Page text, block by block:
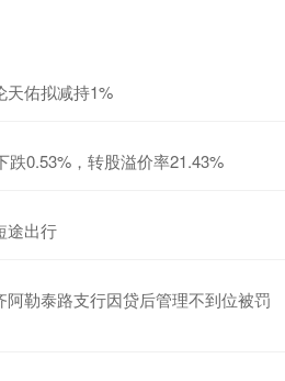
天佑拟减持1%
跌0.53%，转股溢价率21.43%
途出行
勒泰路支行因贷后管理不到位被罚